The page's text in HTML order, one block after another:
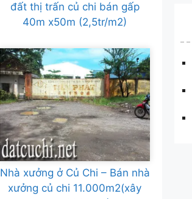
đất thị trấn củ chi bán gấp
40m x50m (2,5tr/m2)
Nhà xưởng ở Củ Chi – Bán nhà
xưởng củ chi 11.000m2(xây